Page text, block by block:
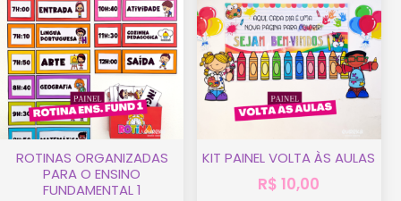
ROTINAS ORGANIZADAS
PARA O ENSINO
FUNDAMENTAL 1
KIT PAINEL VOLTA ÀS AULAS
R$ 10,00